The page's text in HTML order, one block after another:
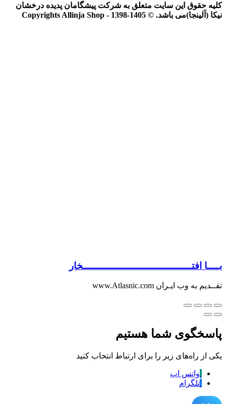
کلیه حقوق این سایت متعلق به شرکت پیشگامان پدیده درخشان
نیکا (آلینجا)می باشد. © Copyrights Allinja Shop - 1398-1405
بــــا افتــــــــــــــــــــــــــــــــــــخار
تقــدیم به وب ایـران www.Atlasnic.com
پاسخگوی شما هستیم
یکی از راه‌های زیر را برای ارتباط انتخاب کنید
واتس اپ
تلگرام